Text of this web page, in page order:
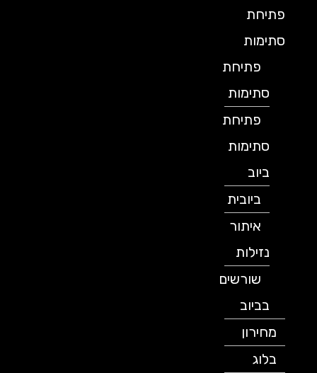
פתיחת
סתימות
פתיחת
סתימות
פתיחת
סתימות
ביובית
איתור
נזילות
שורשים
בביוב
מחירון